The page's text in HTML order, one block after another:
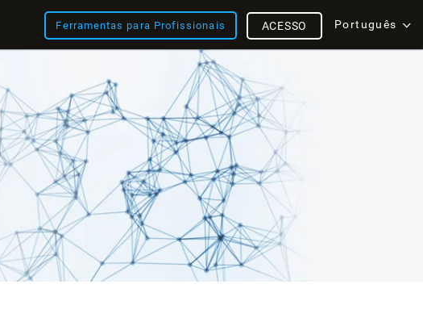
Ferramentas para Profissionais Português
ACESSO